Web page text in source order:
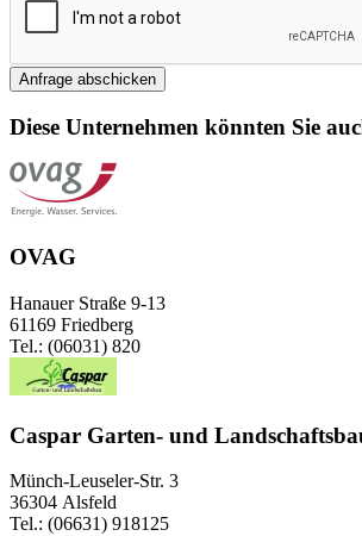
Diese Unternehmen könnten Sie
OVAG
Hanauer Straße 9-13
61169 Friedberg
Tel.: (06031) 820
Caspar Garten- und
Münch-Leuseler-Str. 3
36304 Alsfeld
Tel.: (06631) 918125